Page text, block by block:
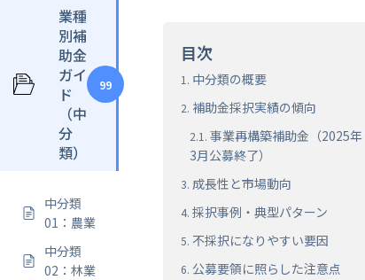
業種
別補
助金
ガイ
ド
（中
分
類）
99
中分類
01：農業
中分類
02：林業
目次
中分類の概要
補助金採択実績の傾向
事業再構築補助金（2025年
3月公募終了）
成長性と市場動向
採択事例・典型パターン
不採択になりやすい要因
公募要領に照らした注意点